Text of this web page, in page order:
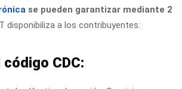
se pueden garantizar mediante 2
disponibiliza a los contribuyentes:
CDC: